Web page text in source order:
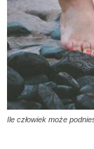
Ile człowiek może